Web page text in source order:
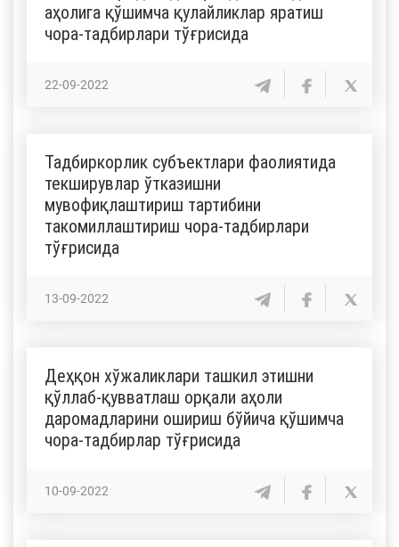
аҳолига қўшимча қулайликлар яратиш
чора-тадбирлари тўғрисида
22-09-2022
Тадбиркорлик субъектлари фаолиятида
текширувлар ўтказишни
мувофиқлаштириш тартибини
такомиллаштириш чора-тадбирлари
тўғрисида
13-09-2022
Деҳқон хўжаликлари ташкил этишни
қўллаб-қувватлаш орқали аҳоли
даромадларини ошириш бўйича қўшимча
чора-тадбирлар тўғрисида
10-09-2022